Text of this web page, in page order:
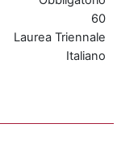
60
Laurea Triennale
Italiano